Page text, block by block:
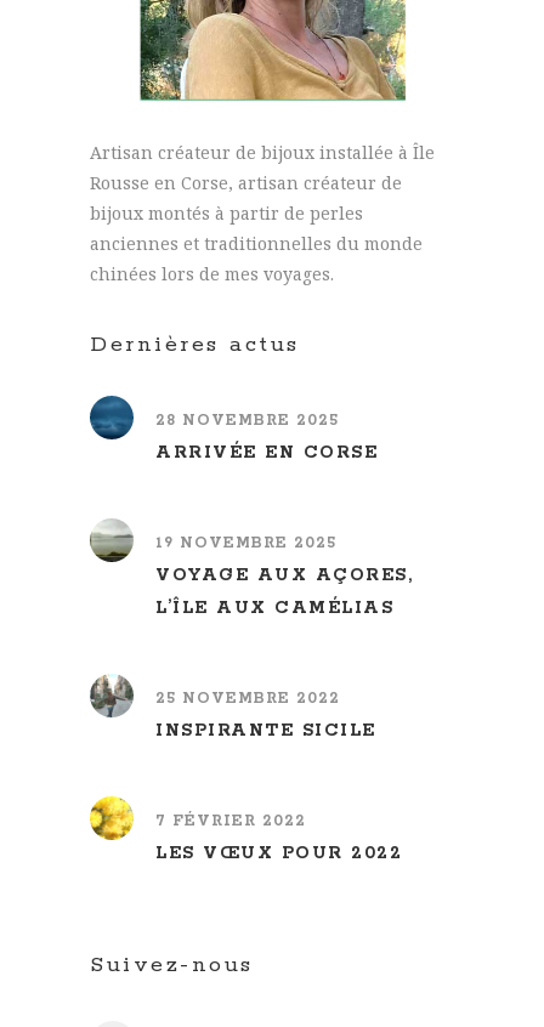
Artisan créateur de bijoux installée à Île
Rousse en Corse, artisan créateur de
bijoux montés à partir de perles
anciennes et traditionnelles du monde
chinées lors de mes voyages.
Dernières actus
28 NOVEMBRE 2025
ARRIVÉE EN CORSE
19 NOVEMBRE 2025
VOYAGE AUX AÇORES,
L’ÎLE AUX CAMÉLIAS
25 NOVEMBRE 2022
INSPIRANTE SICILE
7 FÉVRIER 2022
LES VŒUX POUR 2022
Suivez-nous